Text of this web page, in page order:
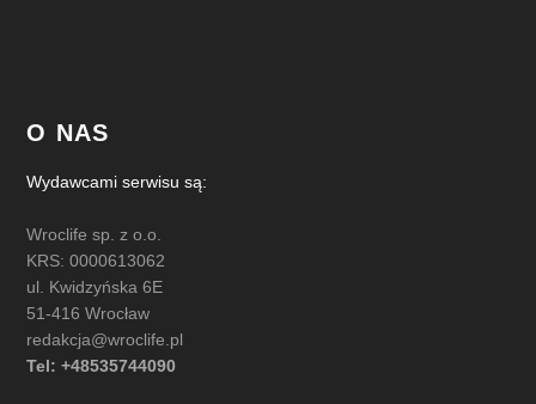
O NAS
Wydawcami serwisu są:
Wroclife sp. z o.o.
KRS: 0000613062
ul. Kwidzyńska 6E
51-416 Wrocław
redakcja@wroclife.pl
Tel: +48535744090